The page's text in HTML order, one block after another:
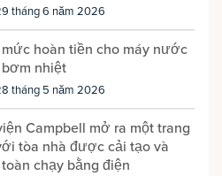
tháng 6 năm 2026
hoàn tiền cho máy nước
nhiệt
tháng 5 năm 2026
Campbell mở ra một trang
tòa nhà được cải tạo và
chạy bằng điện